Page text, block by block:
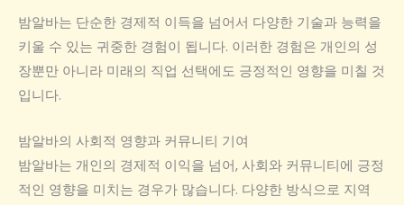
밤알바는 단순한 경제적 이득을 넘어서 다양한 기술과 능력을
키울 수 있는 귀중한 경험이 됩니다. 이러한 경험은 개인의 성
장뿐만 아니라 미래의 직업 선택에도 긍정적인 영향을 미칠 것
입니다.
밤알바의 사회적 영향과 커뮤니티 기여
밤알바는 개인의 경제적 이익을 넘어, 사회와 커뮤니티에 긍정
적인 영향을 미치는 경우가 많습니다. 다양한 방식으로 지역